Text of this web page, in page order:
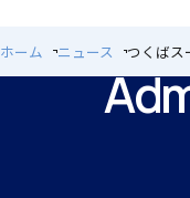
ホーム ニュース つくばス
中学入試情